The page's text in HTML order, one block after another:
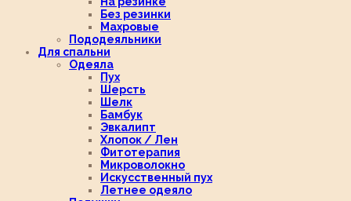
Без резинки
Махровые
Пододеяльники
Для спальни
Одеяла
Пух
Шерсть
Шелк
Бамбук
Эвкалипт
Хлопок / Лен
Фитотерапия
Микроволокно
Искусственный пух
Летнее одеяло